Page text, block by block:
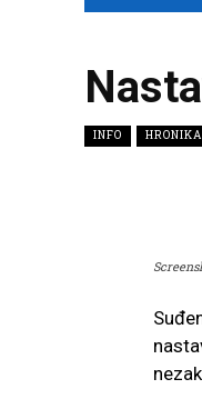
INFO HRONIKA